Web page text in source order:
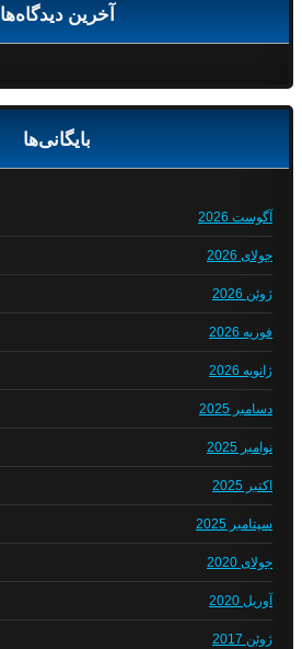
آخرین دیدگاه‌ها
بایگانی‌ها
آگوست 2026
جولای 2026
ژوئن 2026
فوریه 2026
ژانویه 2026
دسامبر 2025
نوامبر 2025
اکتبر 2025
سپتامبر 2025
جولای 2020
آوریل 2020
ژوئن 2017